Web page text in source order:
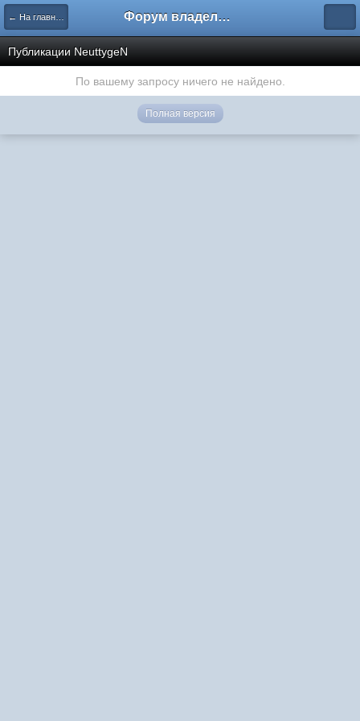
← На главную Форум владельцев интернет-магазинов
Публикации NeuttygeN
По вашему запросу ничего не найдено.
Полная версия